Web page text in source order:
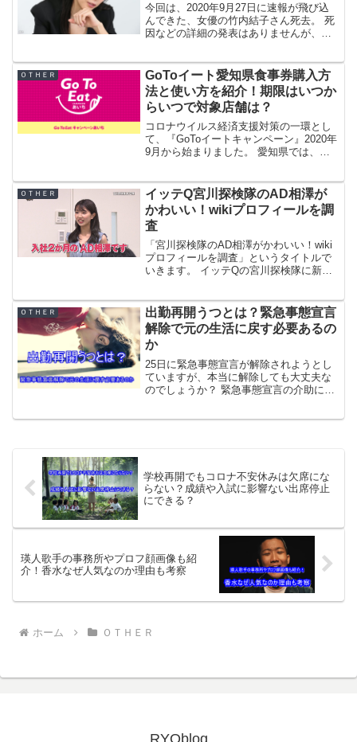
今回は、2020年9月27日に速報が飛び込
んできた、女優の竹内結子さん死去。 死
因などの詳細の発表はありませんが、各
ク状態です。 ここでは、竹内結子さんの
代表作と言っ...
ＯＴＨＥＲ
GoToイート愛知県食事券購入方
法と使い方を紹介！期限はいつか
らいつで対象店舗は？
コロナウイルス経済支援対策の一環とし
て、『GoToイートキャンペーン』2020年
9月から始まりました。 愛知県では、い
すね！ 参加する店舗は、感染症対策を実
施している...
ＯＴＨＥＲ
イッテQ宮川探検隊のAD相澤が
かわいい！wikiプロフィールを調
査
「宮川探検隊のAD相澤がかわいい！wiki
プロフィールを調査」というタイトルで
いきます。 イッテQの宮川探検隊に新隊
さっそくネイルに日焼け止めと、今時感
満載でおもし...
ＯＴＨＥＲ
出勤再開うつとは？緊急事態宣言
解除で元の生活に戻す必要あるの
か
25日に緊急事態宣言が解除されようとし
ていますが、本当に解除しても大丈夫な
のでしょうか？ 緊急事態宣言の介助に伴
学校再開でもコロナ不安休みは欠席にな
らない？成績や入試に影響ない出席停止
にできる？
瑛人歌手の事務所やプロフ顔画像も紹
介！香水なぜ人気なのか理由も考察
ホーム ＯＴＨＥＲ